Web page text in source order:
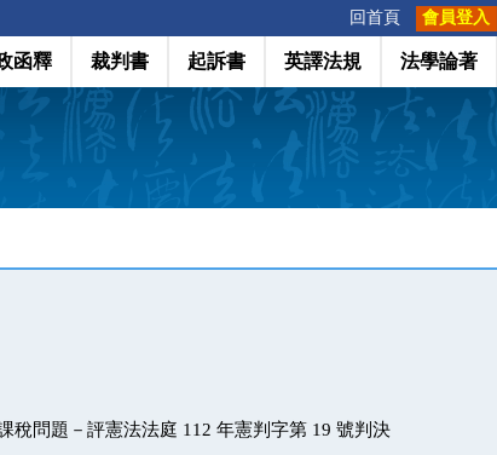
回首頁 會員登入
函釋 裁判書 起訴書 英譯法規 法學論著
稅問題－評憲法法庭 112 年憲判字第 19 號判決